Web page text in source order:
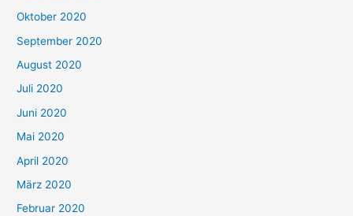
Oktober 2020
September 2020
August 2020
Juli 2020
Juni 2020
Mai 2020
April 2020
März 2020
Februar 2020